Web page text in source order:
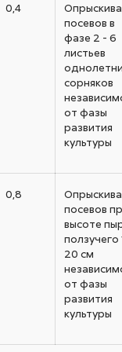
0,4
посевов в
фазе 2 - 6
листьев
сорняков
от фазы
развития
культуры
0,8
посевов
высоте
ползучего
20 см
от фазы
развития
культуры